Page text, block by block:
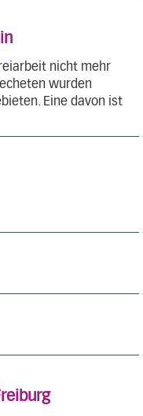
nicht mehr
wurden
Eine davon ist